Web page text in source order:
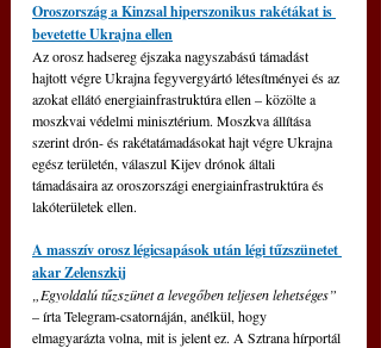
Oroszország a Kinzsal hiperszonikus rakétákat is
bevetette Ukrajna ellen
Az orosz hadsereg éjszaka nagyszabású támadást
hajtott végre Ukrajna fegyvergyártó létesítményei és az
azokat ellátó energiainfrastruktúra ellen – közölte a
moszkvai védelmi minisztérium. Moszkva állítása
szerint drón- és rakétatámadásokat hajt végre Ukrajna
egész területén, válaszul Kijev drónok általi
támadásaira az oroszországi energiainfrastruktúra és
lakóterületek ellen.
A masszív orosz légicsapások után légi tűzszünetet
akar Zelenszkij
„Egyoldalú tűzszünet a levegőben teljesen lehetséges”
– írta Telegram-csatornáján, anélkül, hogy
elmagyarázta volna, mit is jelent ez. A Sztrana hírportál